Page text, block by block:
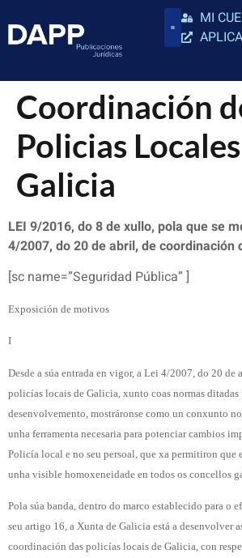
MI
Coordinación
Policias
Galicia
LEI 9/2016, do 8 de xullo, pola que se
4/2007, do 20 de abril, de coordinación
[sc name=”Seguridad Pública” ]
Exposición de motivos
I
Desde a súa entrada en vigor, a Lei 4/2007, do 20
policías locais de Galicia, xunto coas normas ditadas
desenvolvemento, mostráronse como un conxunto
unha ferramenta necesaria para potenciar cambios
Policía local e no seu persoal, que xa permitiron que
unha visible homoxeneidade en todos os concellos
Pola súa banda, dentro do marco establecido para o
seu artigo 16, a Xunta de Galicia está a desenvolver
coordinación das policías locais de Galicia, con